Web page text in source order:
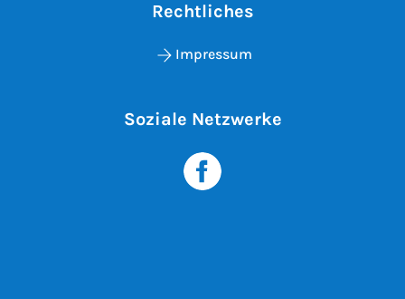
Rechtliches
Impressum
Soziale Netzwerke